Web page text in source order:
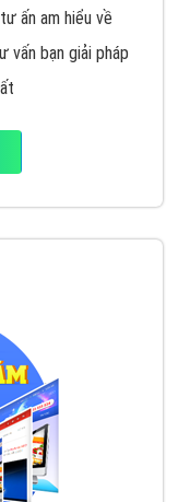
ấn am hiểu về
vấn bạn giải pháp